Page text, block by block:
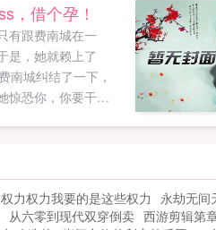
的小强，不过你
人，你睡着的样
美人某天，沐倾
楠～你给我卖个萌
逼到了墙角，咬牙
要不是我舍不得，
，借个孕！
有跟费南城在一
是，她就赖上了
南城纠结了一下，
惊恐你，你要干什
，别忘记分享给朋
力权力我要的是这些权力 永劫无间
从六零到现代双穿倒卖 西游剪辑第